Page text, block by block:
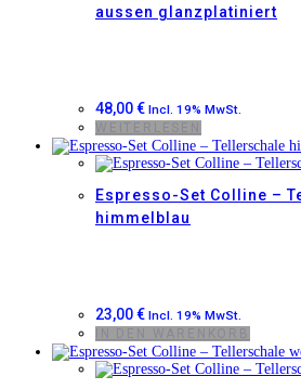
aussen glanzplatiniert
48,00€ Incl. 19% MwSt.
Espresso-Set Colline –
himmelblau
23,00€ Incl. 19% MwSt.